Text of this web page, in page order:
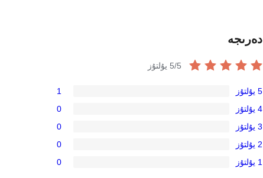
دەرىجە
5/5 يۇلتۇز
5-
يۇلتۇز
باھالاش
5 يۇلتۇز 1
4-
يۇلتۇز
باھالاش
4 يۇلتۇز 0
3-
يۇلتۇز
3 يۇلتۇز 0
2 يۇلتۇز 0
1 يۇلتۇز 0